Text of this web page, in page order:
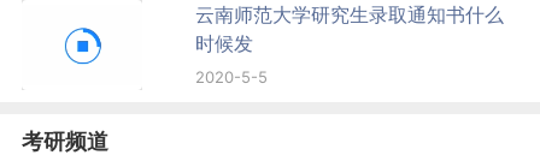
云南师范大学研究生录取通知书什么
时候发
2020-5-5
考研频道